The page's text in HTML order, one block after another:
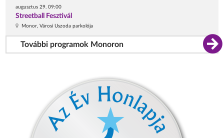
augusztus 29. 09:00
Streetball Fesztivál
Monor, Városi Uszoda parkolója
További programok Monoron